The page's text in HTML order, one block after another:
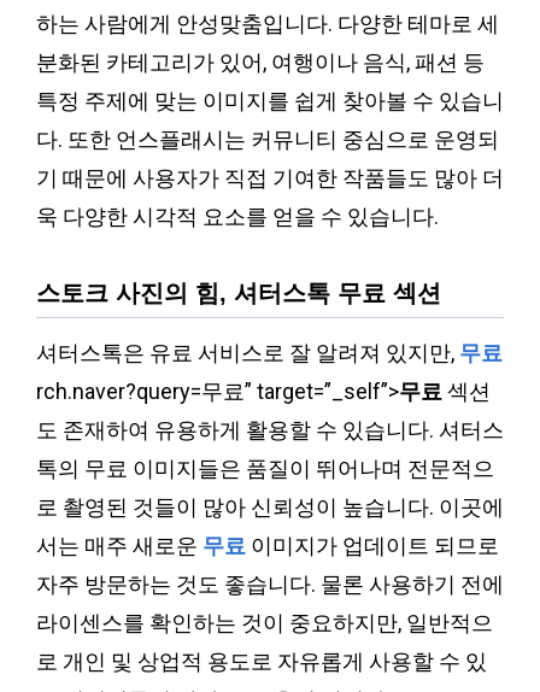
하는 사람에게 안성맞춤입니다. 다양한 테마로 세
분화된 카테고리가 있어, 여행이나 음식, 패션 등
특정 주제에 맞는 이미지를 쉽게 찾아볼 수 있습니
다. 또한 언스플래시는 커뮤니티 중심으로 운영되
기 때문에 사용자가 직접 기여한 작품들도 많아 더
욱 다양한 시각적 요소를 얻을 수 있습니다.
스토크 사진의 힘, 셔터스톡 무료 섹션
셔터스톡은 유료 서비스로 잘 알려져 있지만, 무료
rch.naver?query=무료” target=”_self”>무료 섹션
도 존재하여 유용하게 활용할 수 있습니다. 셔터스
톡의 무료 이미지들은 품질이 뛰어나며 전문적으
로 촬영된 것들이 많아 신뢰성이 높습니다. 이곳에
서는 매주 새로운 무료 이미지가 업데이트 되므로
자주 방문하는 것도 좋습니다. 물론 사용하기 전에
라이센스를 확인하는 것이 중요하지만, 일반적으
로 개인 및 상업적 용도로 자유롭게 사용할 수 있